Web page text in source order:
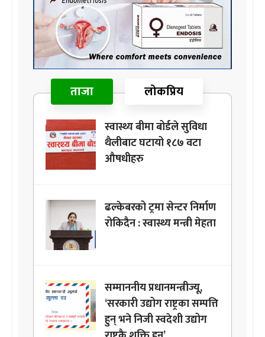
ताजा लोकप्रिय
स्वास्थ्य बीमा बोर्डले सुविधा
थैलीबाट घटायो १८७ वटा
औषधीहरु
ढल्केबरको ट्रमा सेन्टर निर्माण
रोकिदैन : स्वास्थ्य मन्त्री मेहता
सम्माननीय प्रधानमन्त्रीज्यू,
‘सरकारी उद्योग राष्ट्रका सम्पत्ति
हुन् भने निजी स्वदेशी उद्योग